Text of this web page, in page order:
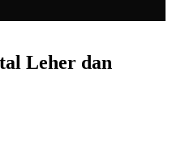
Leher dan